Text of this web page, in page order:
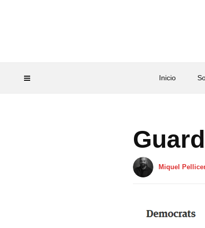
Inicio
Miquel